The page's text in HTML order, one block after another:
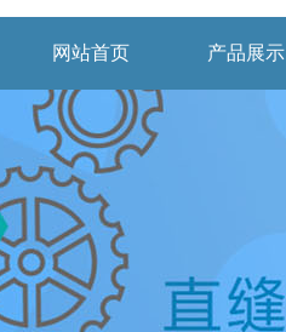
网站首页 产品展示